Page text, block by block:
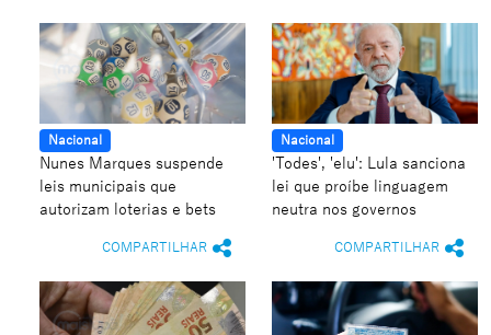
Nacional
Nunes Marques suspende
leis municipais que
autorizam loterias e bets
COMPARTILHAR
Nacional
'Todes', 'elu': Lula sanciona
lei que proíbe linguagem
neutra nos governos
COMPARTILHAR